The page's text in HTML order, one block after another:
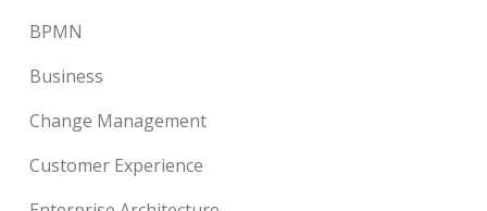
BPMN
Business
Change Management
Customer Experience